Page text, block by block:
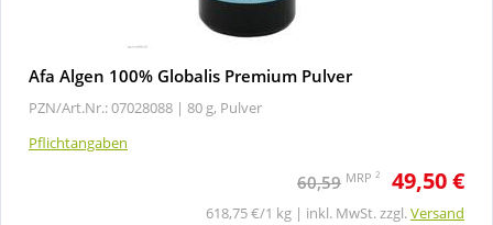
Afa Algen 100% Globalis Premium Pulver
PZN/Art.Nr.: 07028088 | 80 g, Pulver
Pflichtangaben
60,59 MRP 2 49,50 €
618,75 €/1 kg | inkl. MwSt. zzgl.Versand